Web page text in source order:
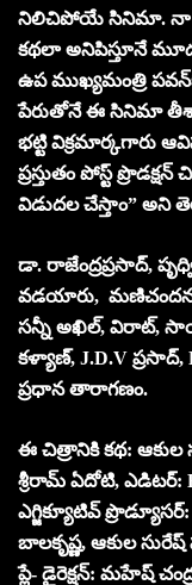
నిలిచిపోయే సినిమా. నా
కథలా అనిపిస్తూనే
ఉప ముఖ్యమంత్రి
పేరుతోనే ఈ సినిమా
భట్టి విక్రమార్కగారు
ప్రస్తుతం పోస్ట్‌
విడుదల చేస్తాం” అని
డా. రాజేంద్రప్రసాద్,
వడయారు, మణిచందన,
సన్నీ అఖిల్, విరాట్, సాయి
కళ్యాణ్, J.D.V ప్రసాద్,
ప్రధాన తారాగణం.
ఈ చిత్రానికి కథ: ఆకుల
శ్రీరామ్ ఏదోటి, ఎడిటర్:
ఎగ్జిక్యూటివ్
బాలకృష్ణ, ఆకుల
ప్లే- డైరెక్షన్: మహేష్